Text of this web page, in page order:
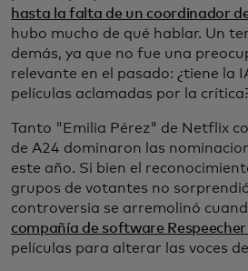
hasta la falta de un coordinador
hubo mucho de qué hablar. Un
demás, ya que no fue una
relevante en el pasado: ¿tiene la
películas aclamadas por la
Tanto "Emilia Pérez" de Netflix
de A24 dominaron las
este año. Si bien el
grupos de votantes no
controversia se arremolinó
compañía de software Respeecher
películas para alterar las voces